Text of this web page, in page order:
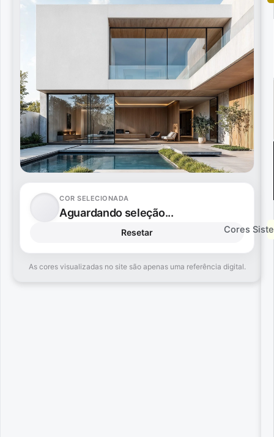
COR SELECIONADA
Aguardando seleção...
Resetar
As cores visualizadas no site são apenas uma referência digital.
Cores